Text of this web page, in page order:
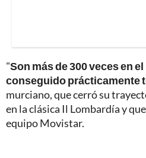
"Son más de 300 veces en
conseguido prácticamente
murciano, que cerró su
en la clásica Il Lombardía y
equipo Movistar.